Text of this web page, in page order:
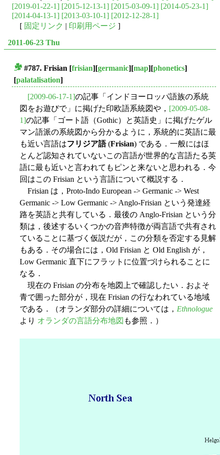
[2019-01-22-1] [2015-12-13-1] [2015-03-09-1] [2014-05-23-1]
[2014-04-13-1] [2013-03-10-1] [2012-12-28-1]
[ 固定リンク | 印刷用ページ ]
2011-06-23 Thu
#787. Frisian [frisian][germanic][map][phonetics]
[palatalisation]
[2009-06-17-1]の記事「インドヨーロッパ語族の系統
図をお遊びで」に掲げた印欧語系統図や， [2009-05-08-
1]の記事「ゴート語（Gothic）と英語史」に掲げたゲル
マン語派の系統図から分かるように，系統的に英語に最
も近い言語はフリジア語(Frisian) である．一般にはほ
とんど認知されていないこの言語が世界的な言語たる英
語に最も近いと言われてもピンと来ないと思われる．今
回はこの Frisian という言語について概説する．
Frisian は，Proto-Indo European -> Germanic -> West
Germanic -> Low Germanic -> Anglo-Frisian という発達経
路を英語と共有している．最後の Anglo-Frisian という分
類は，後述するいくつかの音声特徴が両言語で共有され
ていることに基づく仮説だが，この分類を否定する見解
もある．その場合には，Old Frisian と Old English が，
Low Germanic 直下にフラットに位置づけられることに
なる．
現在の Frisian の分布を地図上で確認したい．およそ
青で囲った部分が，現在 Frisian の行なわれている地域
である．（オランダ部分の詳細については， Ethnologue
より オランダの言語分布地図 も参照．）